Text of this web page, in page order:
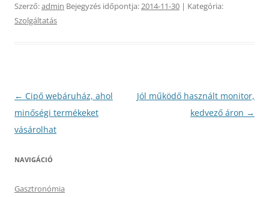
Szerző:admin Bejegyzés időpontja:2014-11-30 | Kategória:
Szolgáltatás
Bejegyzés
navigáció
← Cipő webáruház, ahol
minőségi termékeket
vásárolhat
Jól működő használt monitor,
kedvező áron →
NAVIGÁCIÓ
Gasztronómia